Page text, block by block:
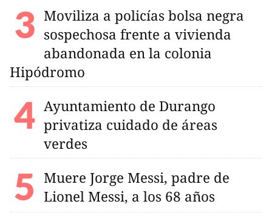
Moviliza a policías bolsa negra
sospechosa frente a vivienda
abandonada en la colonia
Hipódromo
Ayuntamiento de Durango
privatiza cuidado de áreas
verdes
Muere Jorge Messi, padre de
Lionel Messi, a los 68 años